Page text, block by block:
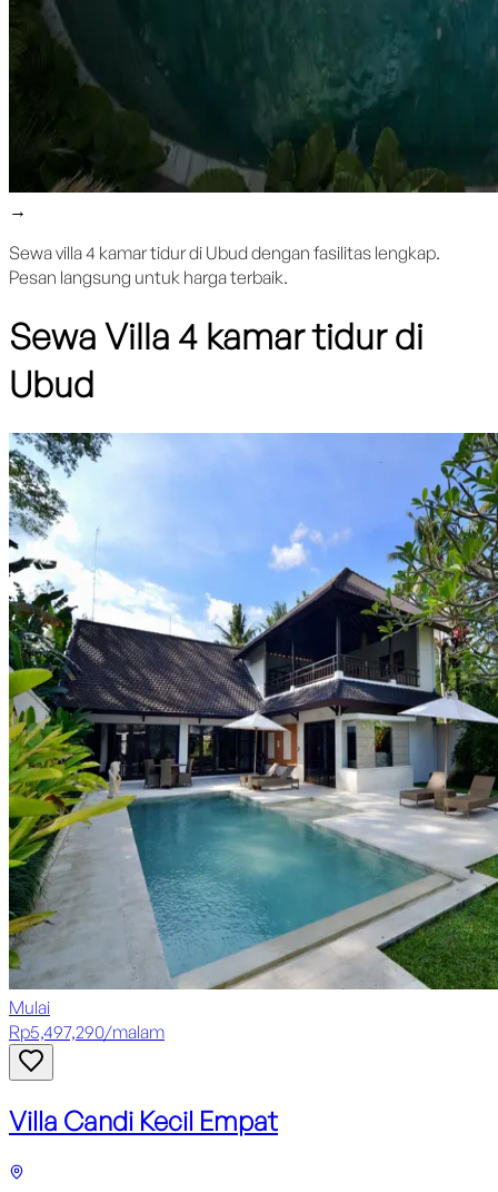
→
Sewa villa 4 kamar tidur di Ubud dengan fasilitas lengkap.
Pesan langsung untuk harga terbaik.
Sewa Villa 4 kamar tidur di
Ubud
Mulai
Rp5,497,290/malam
Villa Candi Kecil Empat